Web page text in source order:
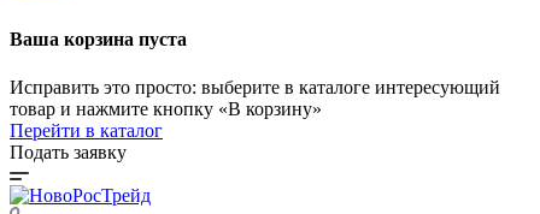
Ваша корзина пуста
Исправить это просто: выберите в каталоге интересующий
товар и нажмите кнопку «В корзину»
Перейти в каталог
Подать заявку